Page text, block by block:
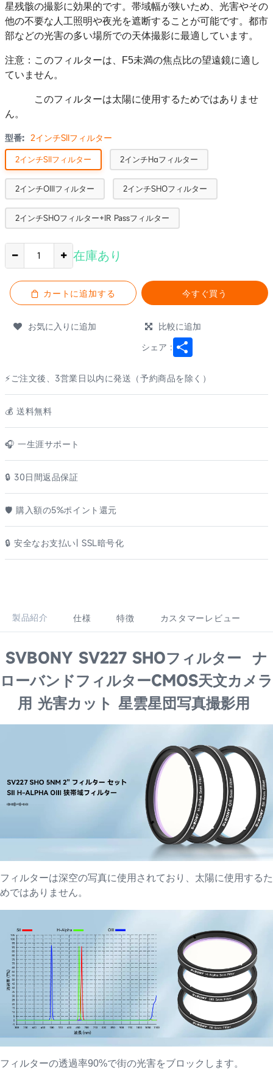
星残骸の撮影に効果的です。帯域幅が狭いため、光害やその
他の不要な人工照明や夜光を遮断することが可能です。都市
部などの光害の多い場所での天体撮影に最適しています。
注意：このフィルターは、F5未満の焦点比の望遠鏡に適し
ていません。
このフィルターは太陽に使用するためではありませ
ん。
型番: 2インチSIIフィルター
2インチSIIフィルター 2インチHαフィルター
2インチOIIIフィルター 2インチSHOフィルター
2インチSHOフィルター+IR Passフィルター
在庫あり
カートに追加する 今すぐ買う
お気に入りに追加
比較に追加
シェア :
⚡ご注文後、3営業日以内に発送（予約商品を除く）
💰️ 送料無料
🎧 一生涯サポート
🔒 30日間返品保証
🛡️ 購入額の5%ポイント還元
🔒 安全なお支払い| SSL暗号化
製品紹介 仕様 特徴 カスタマーレビュー
SVBONY SV227 SHOフィルター ナ
ローバンドフィルターCMOS天文カメラ
用 光害カット 星雲星団写真撮影用
フィルターは深空の写真に使用されており、太陽に使用するた
めではありません。
フィルターの透過率90%で街の光害をブロックします。